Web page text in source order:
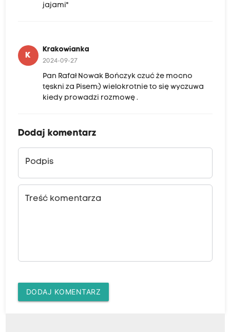
jajami"
K
Krakowianka
2024-09-27
Pan Rafał Nowak Bończyk czuć że mocno
tęskni za Pisem:) wielokrotnie to się wyczuwa
kiedy prowadzi rozmowę .
Dodaj komentarz
Podpis
Treść komentarza
DODAJ KOMENTARZ